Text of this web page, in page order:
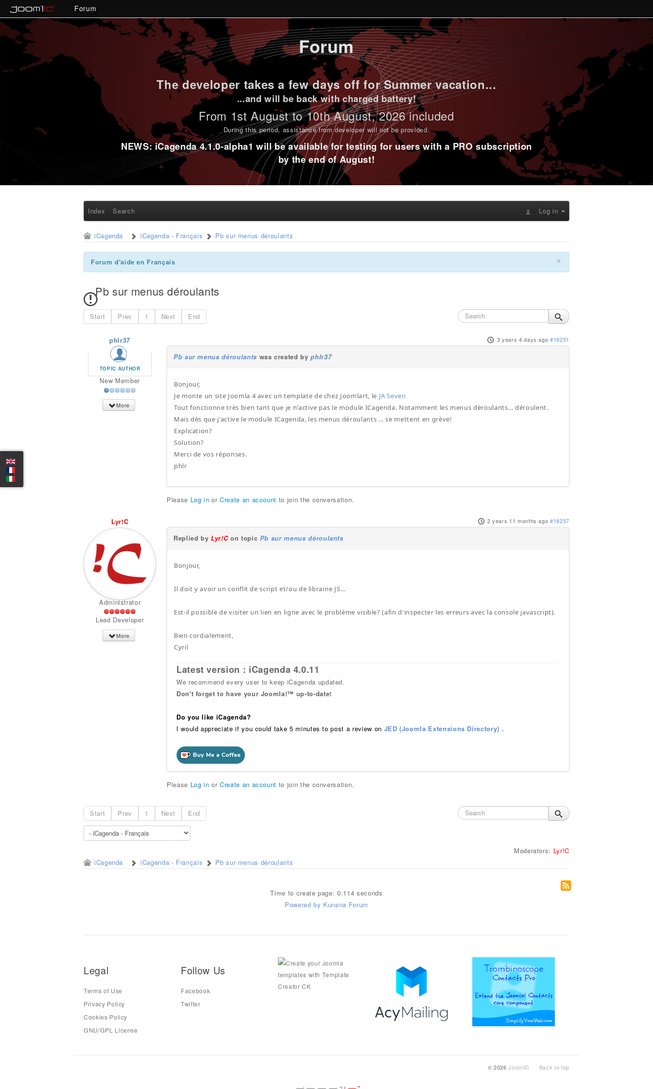
Forum
Forum
The developer takes a few days off for Summer vacation...
...and will be back with charged battery!
From 1st August to 10th August, 2026 included
During this period, assistance from developer will not be provided.
NEWS: iCagenda 4.1.0-alpha1 will be available for testing for users with a PRO subscription
by the end of August!
Index Search Log in
iCagenda iCagenda - Français Pb sur menus déroulants
×
Forum d'aide en Français
Pb sur menus déroulants
Start Prev 1 Next End
phlr37
TOPIC AUTHOR
New Member
More
3 years 4 days ago #18251
Pb sur menus déroulants was created byphlr37
Bonjour,
Je monte un site Joomla 4 avec un template de chez Joomlart, le JA Seven
Tout fonctionne très bien tant que je n'active pas le module ICagenda. Notamment les menus déroulants... déroulent.
Mais dès que j'active le module ICagenda, les menus déroulants ... se mettent en grève!
Explication?
Solution?
Merci de vos réponses.
phlr
Please Log in orCreate an account to join the conversation.
Lyr!C
Administrator
Lead Developer
More
2 years 11 months ago #18257
Replied byLyr!Con topic Pb sur menus déroulants
Bonjour,
Il doit y avoir un conflit de script et/ou de librairie JS...
Est-il possible de visiter un lien en ligne avec le problème visible? (afin d'inspecter les erreurs avec la console javascript).
Bien cordialement,
Cyril
Latest version : iCagenda 4.0.11
We recommend every user to keep iCagenda updated.
Don't forget to have your Joomla!™ up-to-date!
Do you like iCagenda?
I would appreciate if you could take 5 minutes to post a review on JED (Joomla Extensions Directory) .
Please Log in orCreate an account to join the conversation.
Start Prev 1 Next End
Moderators: Lyr!C
iCagenda
iCagenda - Français Pb sur menus déroulants
Time to create page: 0.114 seconds
Powered by Kunena Forum
Legal
Terms of Use
Privacy Policy
Cookies Policy
GNU/GPL License
Follow Us
Facebook
Twitter
Back to top
© 2026JoomliC